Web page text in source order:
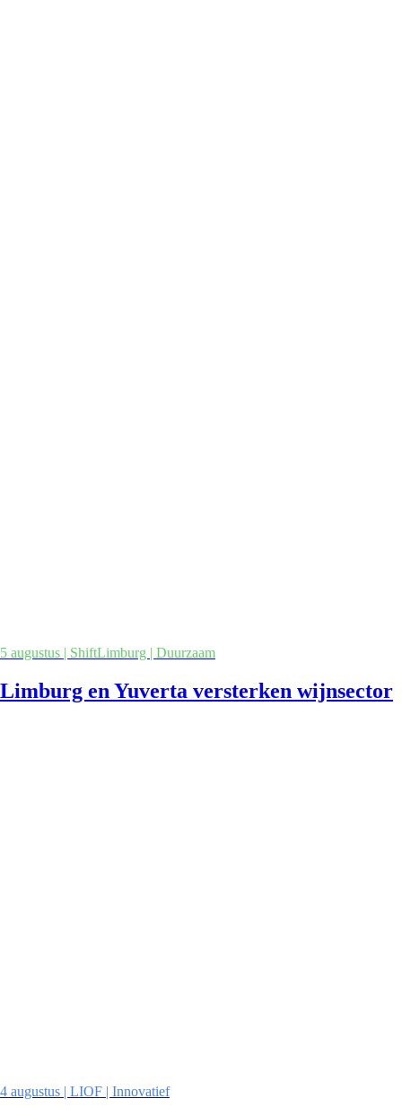
5 augustus | ShiftLimburg | Duurzaam
Limburg en Yuverta versterken wijnsector
4 augustus | LIOF | Innovatief